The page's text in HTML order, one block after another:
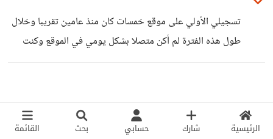
الرئيسية شارك حسابي بحث القائمة
تسجيلي الأولي على موقع خمسات كان منذ عامين تقريبا وخلال
طول هذه الفترة لم أكن متصلا بشكل يومي في الموقع وكنت
بين الحين والآخر ألقي نظرة على صفحة الخدمات الغير موجودة
أحيان كثيرة لا أدخل الموقع لشهور، السبب وراء ذلك هو أنني في
ذلك الوقت لم تكن لدي الرغبة الكبيرة في بدأ العمل على